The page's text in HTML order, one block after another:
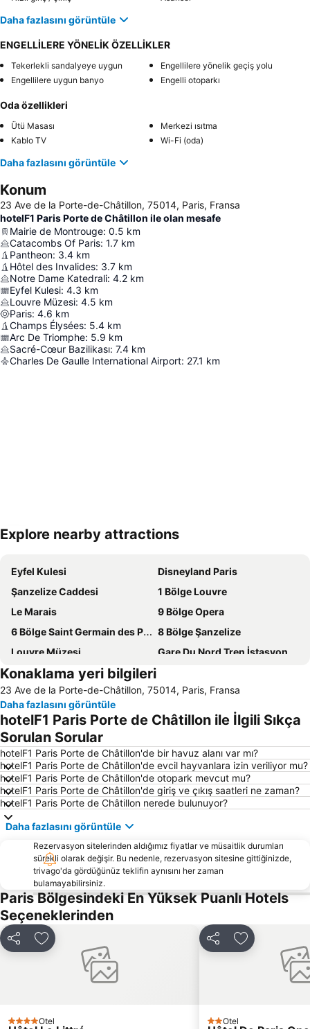
Daha fazlasını görüntüle
ENGELLİLERE YÖNELİK ÖZELLİKLER
Tekerlekli sandalyeye uygun
Engellilere yönelik geçiş yolu
Engellilere uygun banyo
Engelli otoparkı
Oda özellikleri
Ütü Masası
Merkezi ısıtma
Kablo TV
Wi-Fi (oda)
Daha fazlasını görüntüle
Konum
23 Ave de la Porte-de-Châtillon, 75014, Paris, Fransa
hotelF1 Paris Porte de Châtillon ile olan mesafe
Mairie de Montrouge: 0.5 km
Catacombs Of Paris: 1.7 km
Pantheon: 3.4 km
Hôtel des Invalides: 3.7 km
Notre Dame Katedrali: 4.2 km
Eyfel Kulesi: 4.3 km
Louvre Müzesi: 4.5 km
Paris: 4.6 km
Champs Élysées: 5.4 km
Arc De Triomphe: 5.9 km
Sacré-Cœur Bazilikası: 7.4 km
Charles De Gaulle International Airport: 27.1 km
Haritayı genişlet
Explore nearby attractions
Eyfel Kulesi
Disneyland Paris
Şanzelize Caddesi
1 Bölge Louvre
Le Marais
9 Bölge Opera
6 Bölge Saint Germain des Pres
8 Bölge Şanzelize
Louvre Müzesi
Gare Du Nord Tren İstasyonu Paris
7 Bölge Invalides
5 Bölge Latin Meydanı
Concorde Meydanı
58 tour eiffel
4 Bölge Hotel de Ville
3 Bölge Temple
2 Bölge Sentier
11 Bölge Bastille
Palais Garnier Opera National de Paris
15 Bölge Porte de Versailles
Zafer Anıtı Paris
Paris Porte de Versailles Sergi Merkezi
16 Bölge Trocadero
Gare de Lyon Tren İstasyonu
Orly Havaalanı
18 Bölge Montmartre
13 Bölge Place d Italie
St-Germain-des-Prés
Gare de l Est Tren İstasyonu
14 Bölge Montparnasse
Les Halles
Champs-Élysées - Clemenceau Metro Station
Stade de France Stadyumu
10 Bölge Republique
La Defense
La Vallée Outlet Shopping Village
Konaklama yeri bilgileri
23 Ave de la Porte-de-Châtillon, 75014, Paris, Fransa
Daha fazlasını görüntüle
hotelF1 Paris Porte de Châtillon ile İlgili Sıkça
Sorulan Sorular
hotelF1 Paris Porte de Châtillon'de bir havuz alanı var mı?
hotelF1 Paris Porte de Châtillon'de evcil hayvanlara izin veriliyor mu?
hotelF1 Paris Porte de Châtillon'de otopark mevcut mu?
hotelF1 Paris Porte de Châtillon'de giriş ve çıkış saatleri ne zaman?
hotelF1 Paris Porte de Châtillon nerede bulunuyor?
Daha fazlasını görüntüle
Rezervasyon sitelerinden aldığımız fiyatlar ve müsaitlik durumları
sürekli olarak değişir. Bu nedenle, rezervasyon sitesine gittiğinizde,
trivago'da gördüğünüz teklifin aynısını her zaman
bulamayabilirsiniz.
Paris Bölgesindeki En Yüksek Puanlı Hotels
Seçeneklerinden
Paylaş Favorilerime ekle
Otel
Paylaş Favorilerime
Otel